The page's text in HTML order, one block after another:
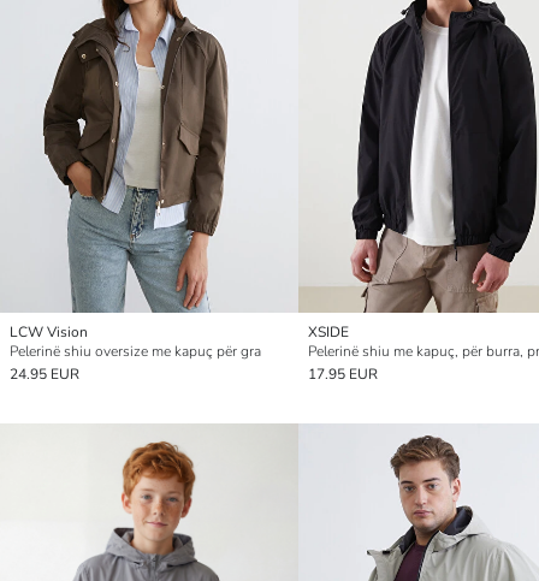
LCW Vision
Pelerinë shiu oversize me kapuç për gra
24.95 EUR
XSIDE
17.95 EUR